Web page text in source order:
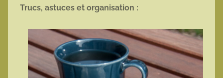
Trucs, astuces et organisation :